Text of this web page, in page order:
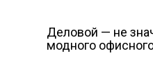
Деловой — не
модного